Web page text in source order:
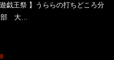
遊戯王祭 】うららの打ちどころ分
部 大…